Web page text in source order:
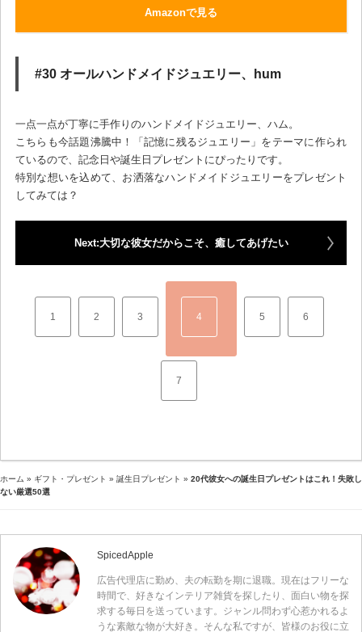
Amazonで見る
#30 オールハンドメイドジュエリー、hum
一点一点が丁寧に手作りのハンドメイドジュエリー、ハム。
こちらも今話題沸騰中！「記憶に残るジュエリー」をテーマに作られ
ているので、記念日や誕生日プレゼントにぴったりです。
特別な想いを込めて、お洒落なハンドメイドジュエリーをプレゼント
してみては？
Next:大切な彼女だからこそ、癒してあげたい
1 2 3 4 5 6
7
ホーム » ギフト・プレゼント » 誕生日プレゼント » 20代彼女への誕生日プレゼントはこれ！失敗し
ない厳選50選
SpicedApple
広告代理店に勤め、夫の転勤を期に退職。現在はフリーな
時間で、好きなインテリア雑貨を探したり、面白い物を探
求する毎日を送っています。ジャンル問わず心惹かれるよ
うな素敵な物が大好き。そんな私ですが、皆様のお役に立